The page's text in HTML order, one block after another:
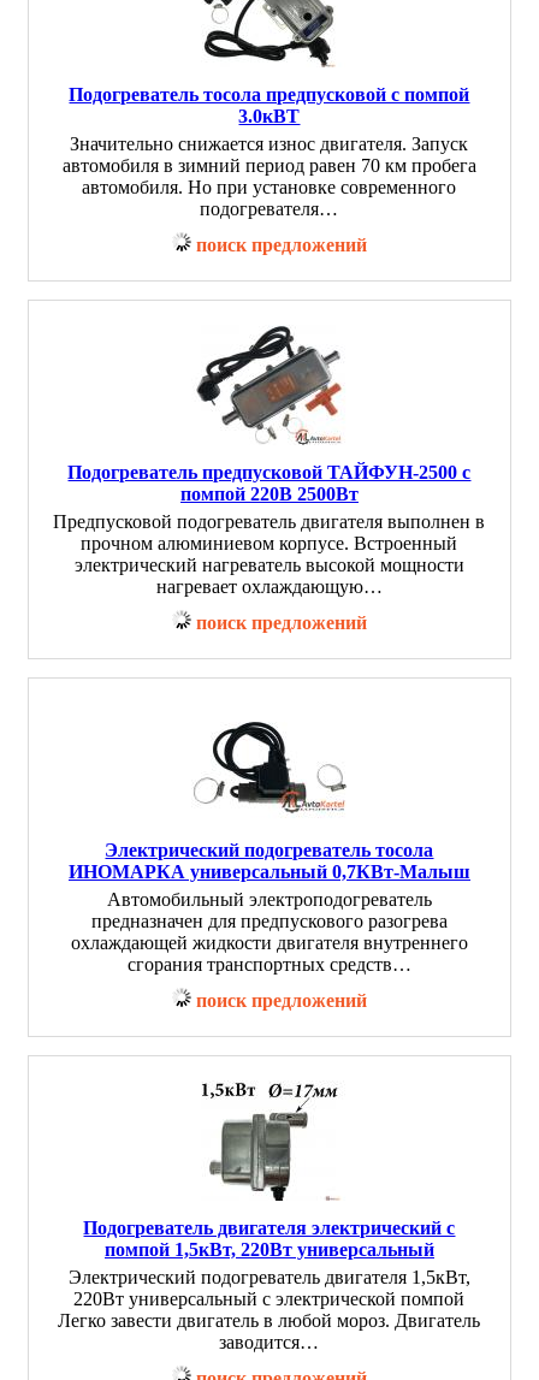
Подогреватель тосола предпусковой с помпой
3.0кВТ
Значительно снижается износ двигателя. Запуск
автомобиля в зимний период равен 70 км пробега
автомобиля. Но при установке современного
подогревателя…
поиск предложений
Подогреватель предпусковой ТАЙФУН-2500 с
помпой 220В 2500Вт
Предпусковой подогреватель двигателя выполнен в
прочном алюминиевом корпусе. Встроенный
электрический нагреватель высокой мощности
нагревает охлаждающую…
поиск предложений
Электрический подогреватель тосола
ИНОМАРКА универсальный 0,7КВт-Малыш
Автомобильный электроподогреватель
предназначен для предпускового разогрева
охлаждающей жидкости двигателя внутреннего
сгорания транспортных средств…
поиск предложений
Подогреватель двигателя электрический с
помпой 1,5кВт, 220Вт универсальный
Электрический подогреватель двигателя 1,5кВт,
220Вт универсальный с электрической помпой
Легко завести двигатель в любой мороз. Двигатель
заводится…